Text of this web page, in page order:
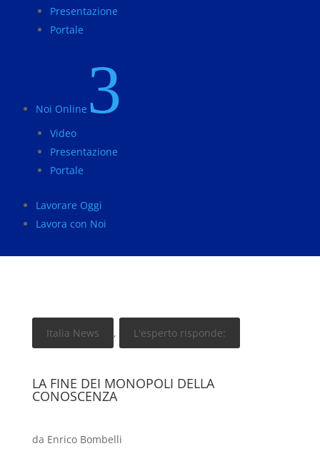
Presentazione
Portale
Noi Online 3
Video
Presentazione
Portale
Lavorare Oggi
Lavora con Noi
Italia News , L'esperto risponde:
LA FINE DEI MONOPOLI DELLA
CONOSCENZA
da Enrico Bombelli